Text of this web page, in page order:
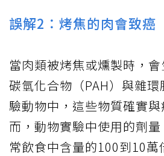
誤解2：烤焦的肉會致癌
當肉類被烤焦或燻製時，
碳氫化合物（PAH）與雜
驗動物中，這些物質確實
而，動物實驗中使用的劑
常飲食中含量的100到10萬